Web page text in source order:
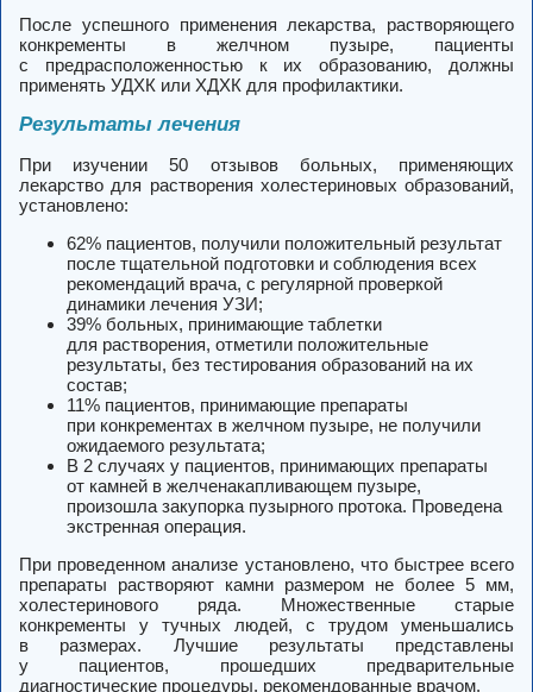
После успешного применения лекарства, растворяющего
конкременты в желчном пузыре, пациенты
с предрасположенностью к их образованию, должны
применять УДХК или ХДХК для профилактики.
Результаты лечения
При изучении 50 отзывов больных, применяющих
лекарство для растворения холестериновых образований,
установлено:
62% пациентов, получили положительный результат
после тщательной подготовки и соблюдения всех
рекомендаций врача, с регулярной проверкой
динамики лечения УЗИ;
39% больных, принимающие таблетки
для растворения, отметили положительные
результаты, без тестирования образований на их
состав;
11% пациентов, принимающие препараты
при конкрементах в желчном пузыре, не получили
ожидаемого результата;
В 2 случаях у пациентов, принимающих препараты
от камней в желченакапливающем пузыре,
произошла закупорка пузырного протока. Проведена
экстренная операция.
При проведенном анализе установлено, что быстрее всего
препараты растворяют камни размером не более 5 мм,
холестеринового ряда. Множественные старые
конкременты у тучных людей, с трудом уменьшались
в размерах. Лучшие результаты представлены
у пациентов, прошедших предварительные
диагностические процедуры, рекомендованные врачом.